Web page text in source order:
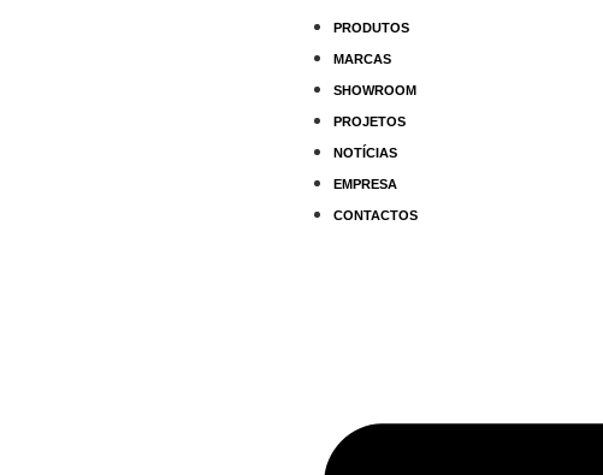
PRODUTOS
MARCAS
SHOWROOM
PROJETOS
NOTÍCIAS
EMPRESA
CONTACTOS